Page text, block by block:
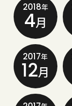
2018年
4月
2017年
12月